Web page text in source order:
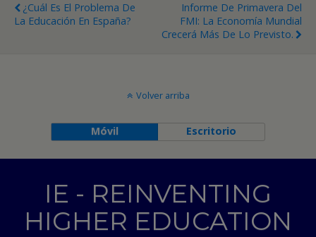
¿Cuál Es El Problema De
La Educación En España?
Informe De Primavera Del
FMI: La Economía Mundial
Crecerá Más De Lo Previsto.
Volver arriba
Móvil Escritorio
IE - REINVENTING
HIGHER EDUCATION